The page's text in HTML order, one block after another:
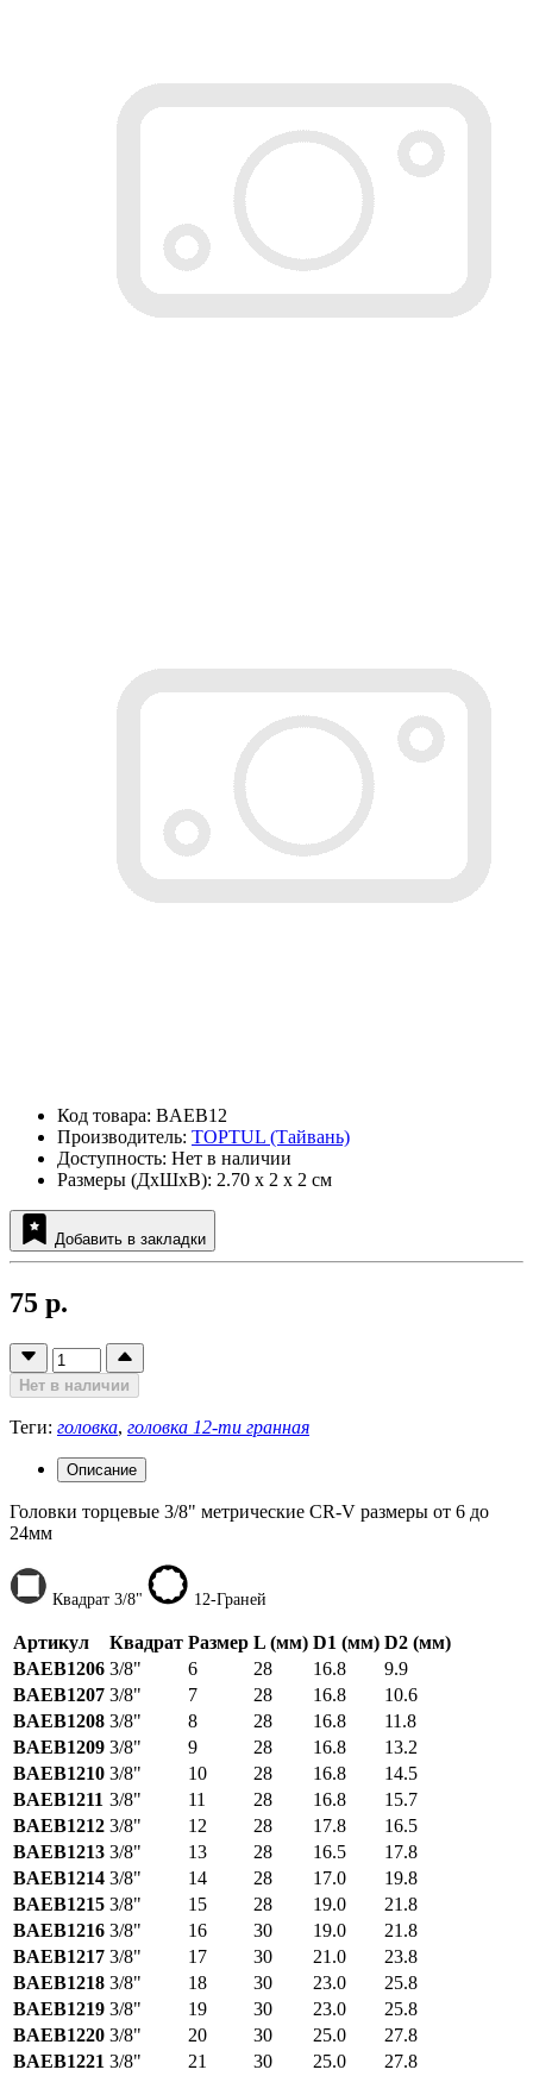
Код товара: BAEB12
Производитель: TOPTUL (Тайвань)
Доступность: Нет в наличии
Размеры (ДxШxВ): 2.70 x 2 x 2 см
Добавить в закладки
75 р.
Нет в наличии
Теги: головка, головка 12-ти гранная
Описание
Головки торцевые 3/8" метрические CR-V размеры от 6 до
24мм
Квадрат 3/8" 12-Граней
Артикул Квадрат Размер L (мм) D1 (мм) D2 (мм)
BAEB1206 3/8" 6 28 16.8
9.9
BAEB1207 3/8" 7 28 16.8
10.6
BAEB1208 3/8" 8 28 16.8
11.8
BAEB1209 3/8" 9 28 16.8
13.2
BAEB1210 3/8" 10 28 16.8
14.5
BAEB1211 3/8" 11 28 16.8
15.7
BAEB1212 3/8" 12 28 17.8
16.5
BAEB1213 3/8" 13 28 16.5
17.8
BAEB1214 3/8" 14 28 17.0
19.8
BAEB1215 3/8" 15 28 19.0
21.8
BAEB1216 3/8" 16 30 19.0
21.8
BAEB1217 3/8" 17 30 21.0
23.8
BAEB1218 3/8" 18 30 23.0
25.8
BAEB1219 3/8" 19 30 23.0
25.8
BAEB1220 3/8" 20 30 25.0
27.8
BAEB1221 3/8" 21 30 25.0
27.8